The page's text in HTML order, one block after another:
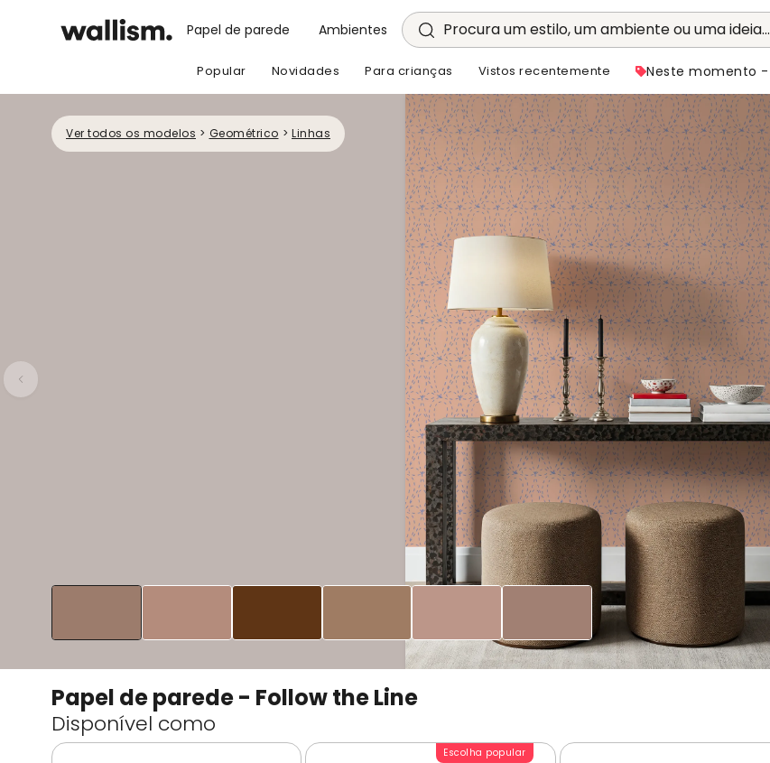
Papel de parede Ambientes Procura um estilo, um ambiente ou uma ideia...
Popular Novidades Para crianças Vistos recentemente Neste momento -
Ver todos os modelos > Geométrico > Linhas
Papel de parede - Follow the Line
Disponível como
Escolha popular